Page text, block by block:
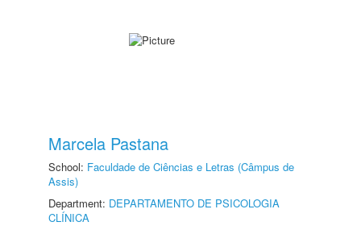
Marcela Pastana
School: Faculdade de Ciências e Letras (Câmpus de
Assis)
Department: DEPARTAMENTO DE PSICOLOGIA
CLÍNICA